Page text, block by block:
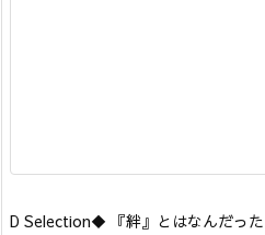
D Selection◆ 『絆』とはなんだっ